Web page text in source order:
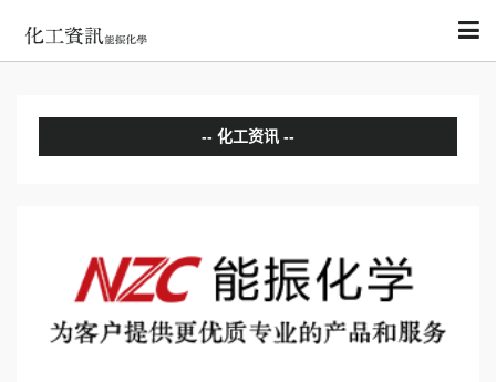
化工资讯
国际动态